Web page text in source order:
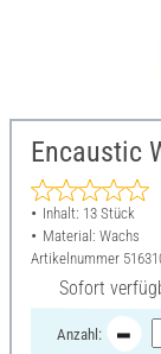
Encaustic
Inhalt: 13 Stück
Material: Wachs
Artikelnummer
Sofort
Anzahl: